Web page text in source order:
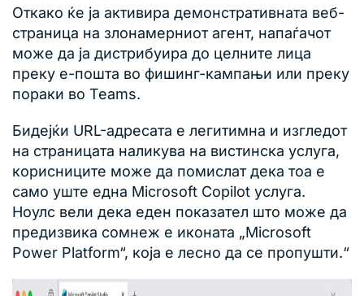
Откако ќе ја активира демонстративната веб-
страница на злонамерниот агент, напаѓачот
може да ја дистрибуира до целните лица
преку е-пошта во фишинг-кампањи или преку
пораки во Teams.
Бидејќи URL-адресата е легитимна и изгледот
на страницата наликува на вистинска услуга,
корисниците може да помислат дека тоа е
само уште една Microsoft Copilot услуга.
Ноулс вели дека еден показател што може да
предизвика сомнеж е иконата „Microsoft
Power Platform“, која е лесно да се пропушти.“